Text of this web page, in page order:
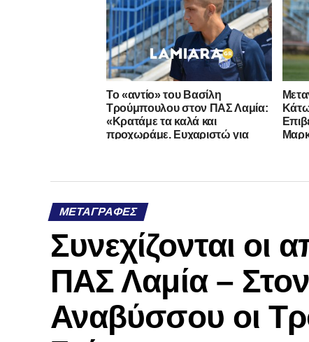
Το «αντίο» του Βασίλη
Τρούμπουλου στον ΠΑΣ Λαμία:
«Κρατάμε τα καλά και
προχωράμε. Ευχαριστώ για
ΜΕΤΑΓΡΑΦΈΣ
Συνεχίζονται οι
ΠΑΣ Λαμία –
Αναβύσσου οι